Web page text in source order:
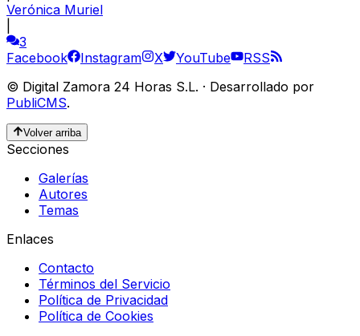
Verónica Muriel
3
Facebook
Instagram X YouTube
RSS
© Digital Zamora 24 Horas S.L. · Desarrollado por
PubliCMS.
Volver arriba
Secciones
Galerías
Autores
Temas
Enlaces
Contacto
Términos del Servicio
Política de Privacidad
Política de Cookies